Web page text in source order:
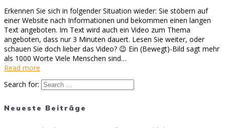
Erkennen Sie sich in folgender Situation wieder: Sie stöbern auf
einer Website nach Informationen und bekommen einen langen
Text angeboten. Im Text wird auch ein Video zum Thema
angeboten, dass nur 3 Minuten dauert. Lesen Sie weiter, oder
schauen Sie doch lieber das Video? 😉 Ein (Bewegt)-Bild sagt mehr
als 1000 Worte Viele Menschen sind…
Read more
Search for:
Neueste Beiträge